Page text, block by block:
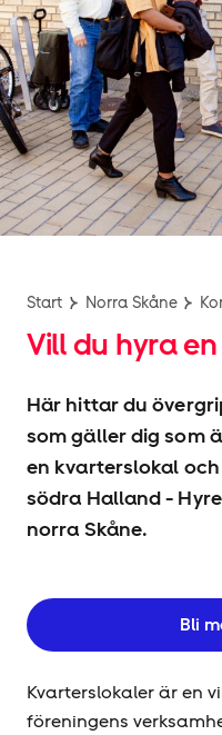
Start Norra Skåne
Vill du hyra
Här hittar du
som gäller dig som
en kvarterslokal
södra Halland -
norra Skåne.
Bli
Kvarterslokaler är en
föreningens